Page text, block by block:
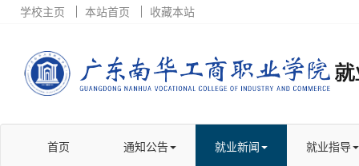
学校主页 本站首页 收藏本站
首页 通知公告 就业新闻 就业指导